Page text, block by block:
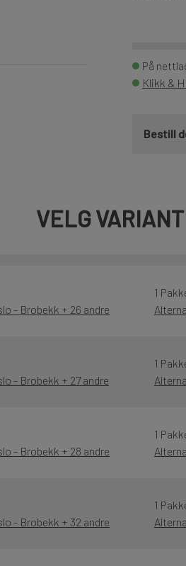
På
Klikk &
Bestill
VELG VARIANT
- Brobekk + 26 andre
1
- Brobekk + 27 andre
1
- Brobekk + 28 andre
1
- Brobekk + 32 andre
1